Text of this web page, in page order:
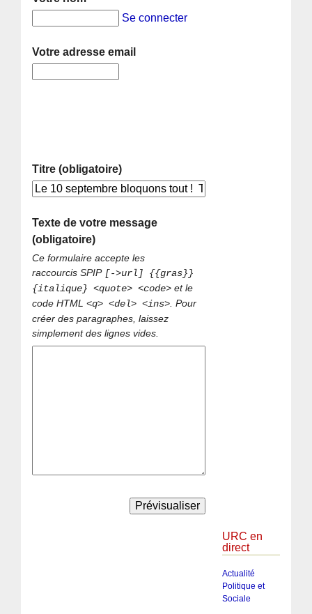
Se connecter
Votre adresse email
Titre (obligatoire)
Texte de votre message
(obligatoire)
Ce formulaire accepte les
raccourcis SPIP [->url] {{gras}}
{italique} <quote> <code> et le
code HTML<q> <del> <ins> . Pour
créer des paragraphes, laissez
simplement des lignes vides.
URC en
direct
Actualité
Politique et
Sociale